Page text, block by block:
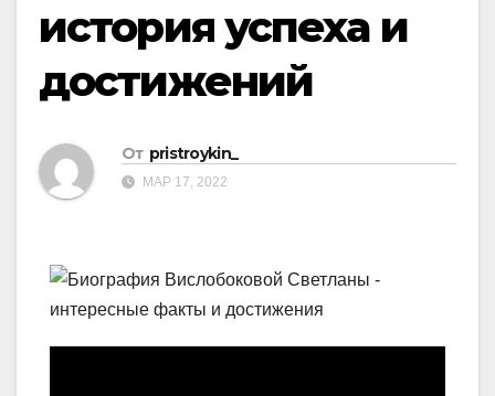
история успеха и
достижений
От pristroykin_
МАР 17, 2022